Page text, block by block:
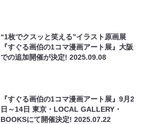
“1枚でクスッと笑える”イラスト原画展
『すぐる画伯の1コマ漫画アート展』大阪
での追加開催が決定!2025.09.08
『すぐる画伯の1コマ漫画アート展』9月2
日～14日 東京・LOCAL GALLERY・
BOOKSにて開催決定!2025.07.22